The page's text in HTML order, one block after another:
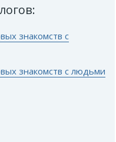
знакомств с
знакомств с людьми